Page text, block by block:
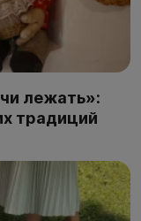
лежать»:
традиций